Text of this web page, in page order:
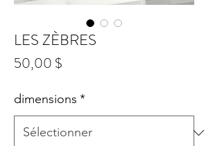
LES ZÈBRES
50,00 $
dimensions *